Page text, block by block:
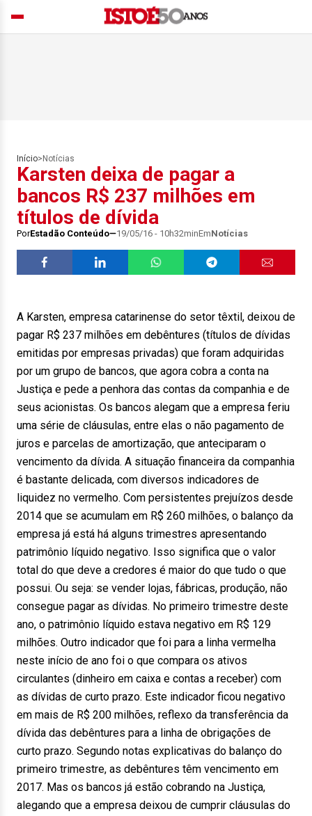
Início> Notícias
Karsten deixa de pagar a
bancos R$ 237 milhões em
títulos de dívida
PorEstadão Conteúdo 19/05/16 - 10h32minEmNotícias
A Karsten, empresa catarinense do setor têxtil, deixou de
pagar R$ 237 milhões em debêntures (títulos de dívidas
emitidas por empresas privadas) que foram adquiridas
por um grupo de bancos, que agora cobra a conta na
Justiça e pede a penhora das contas da companhia e de
seus acionistas. Os bancos alegam que a empresa feriu
uma série de cláusulas, entre elas o não pagamento de
juros e parcelas de amortização, que anteciparam o
vencimento da dívida. A situação financeira da companhia
é bastante delicada, com diversos indicadores de
liquidez no vermelho. Com persistentes prejuízos desde
2014 que se acumulam em R$ 260 milhões, o balanço da
empresa já está há alguns trimestres apresentando
patrimônio líquido negativo. Isso significa que o valor
total do que deve a credores é maior do que tudo o que
possui. Ou seja: se vender lojas, fábricas, produção, não
consegue pagar as dívidas. No primeiro trimestre deste
ano, o patrimônio líquido estava negativo em R$ 129
milhões. Outro indicador que foi para a linha vermelha
neste início de ano foi o que compara os ativos
circulantes (dinheiro em caixa e contas a receber) com
as dívidas de curto prazo. Este indicador ficou negativo
em mais de R$ 200 milhões, reflexo da transferência da
dívida das debêntures para a linha de obrigações de
curto prazo. Segundo notas explicativas do balanço do
primeiro trimestre, as debêntures têm vencimento em
2017. Mas os bancos já estão cobrando na Justiça,
alegando que a empresa deixou de cumprir cláusulas do